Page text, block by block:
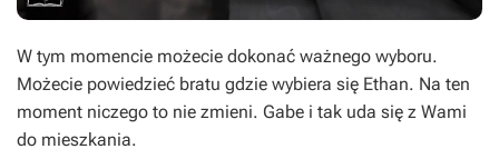
W tym momencie możecie dokonać ważnego wyboru.
Możecie powiedzieć bratu gdzie wybiera się Ethan. Na ten
moment niczego to nie zmieni. Gabe i tak uda się z Wami
do mieszkania.